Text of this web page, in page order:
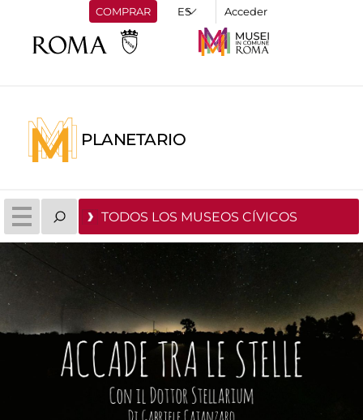
COMPRAR Acceder
PLANETARIO
TODOS LOS MUSEOS CÍVICOS